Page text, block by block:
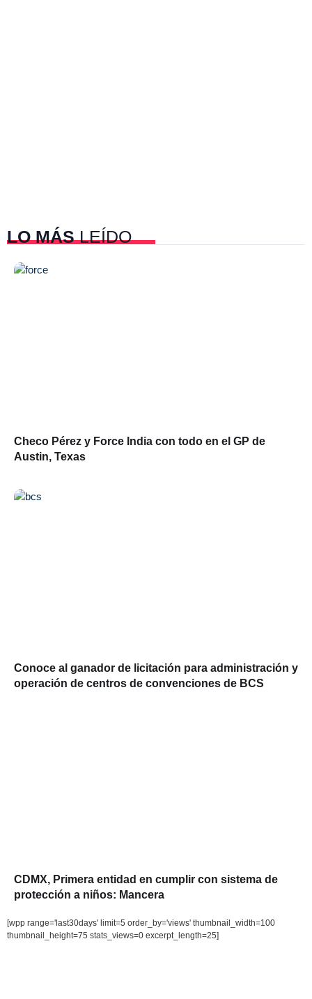
LO MÁSLEÍDO
Checo Pérez y Force India con todo en el GP de
Austin, Texas
Conoce al ganador de licitación para administración y
operación de centros de convenciones de BCS
CDMX, Primera entidad en cumplir con sistema de
protección a niños: Mancera
[wpp range='last30days' limit=5 order_by='views' thumbnail_width=100
thumbnail_height=75 stats_views=0 excerpt_length=25]